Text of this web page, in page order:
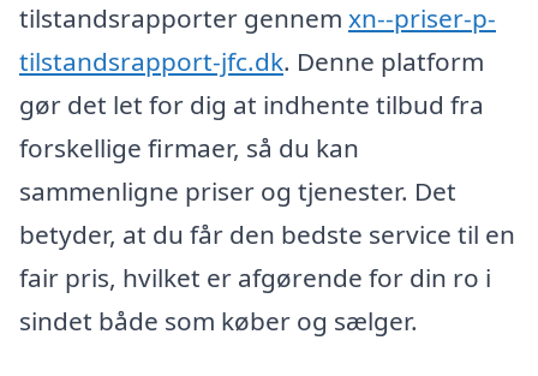
tilstandsrapporter gennem xn--priser-p-
tilstandsrapport-jfc.dk. Denne platform
gør det let for dig at indhente tilbud fra
forskellige firmaer, så du kan
sammenligne priser og tjenester. Det
betyder, at du får den bedste service til en
fair pris, hvilket er afgørende for din ro i
sindet både som køber og sælger.